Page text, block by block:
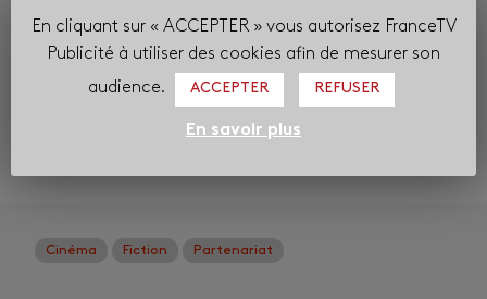
DIRECTEUR ADJOINT DE LA COMMUNICATION
Cinéma Fiction Partenariat
En cliquant sur « ACCEPTER » vous autorisez FranceTV
Publicité à utiliser des cookies afin de mesurer son
audience.
ACCEPTER REFUSER
En savoir plus